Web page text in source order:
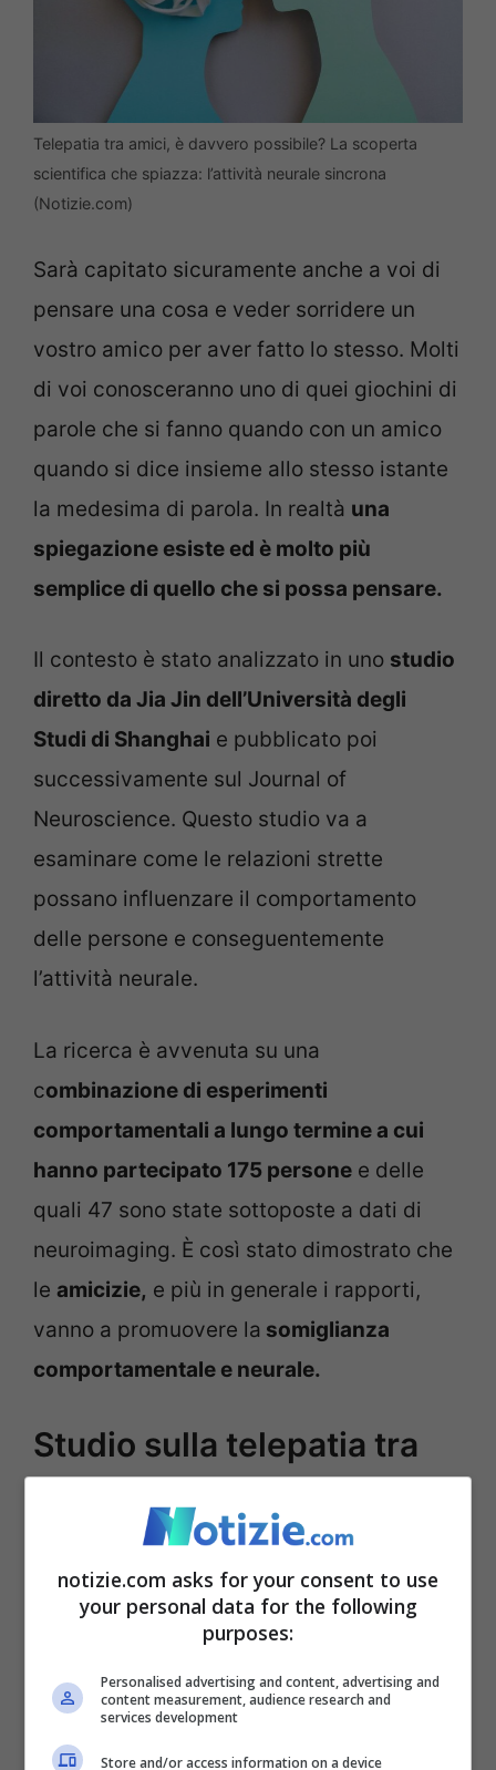
Telepatia tra amici, è davvero possibile? La scoperta
scientifica che spiazza: l’attività neurale sincrona
(Notizie.com)
Sarà capitato sicuramente anche a voi di
pensare una cosa e veder sorridere un
vostro amico per aver fatto lo stesso. Molti
di voi conosceranno uno di quei giochini di
parole che si fanno quando con un amico
quando si dice insieme allo stesso istante
la medesima di parola. In realtà una
spiegazione esiste ed è molto più
semplice di quello che si possa pensare.
Il contesto è stato analizzato in uno studio
diretto da Jia Jin dell’Università degli
Studi di Shanghai e pubblicato poi
successivamente sul Journal of
Neuroscience. Questo studio va a
esaminare come le relazioni strette
possano influenzare il comportamento
delle persone e conseguentemente
l’attività neurale.
La ricerca è avvenuta su una
combinazione di esperimenti
comportamentali a lungo termine a cui
hanno partecipato 175 persone e delle
quali 47 sono state sottoposte a dati di
neuroimaging. È così stato dimostrato che
le amicizie, e più in generale i rapporti,
vanno a promuovere la somiglianza
comportamentale e neurale.
Studio sulla telepatia tra
amici, ecco cosa dice la
ricerca
studio sulla telepatia tra amiciha
dimostrato come certi prodotti sono stati
presentati dai partecipanti in modo più
simile ai loro amici rispetto a degli
estranei. Più gli amici sono vicini e più
notizie.com asks for your consent to use
your personal data for the following
purposes:
Personalised advertising and content, advertising and
content measurement, audience research and
services development
Store and/or access information on a device